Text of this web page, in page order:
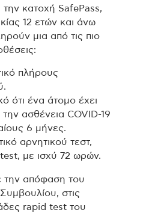
την κατοχή SafePass,
12 ετών και άνω
μια από τις πιο
πλήρους
ότι ένα άτομο έχει
ασθένεια COVID-19
6 μήνες.
αρνητικού τεστ,
με ισχύ 72 ωρών.
απόφαση του
στις
rapid test του